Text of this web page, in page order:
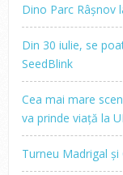
Dino Parc Râșnov
Din 30 iulie, se
SeedBlink
Cea mai mare
va prinde viață la
Turneu Madrigal